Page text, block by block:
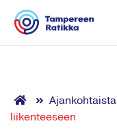
Ajankohtaista
liikenteeseen